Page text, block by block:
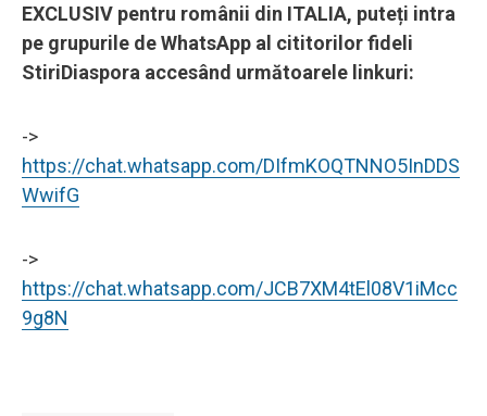
EXCLUSIV pentru românii din ITALIA, puteți intra
pe grupurile de WhatsApp al cititorilor fideli
StiriDiaspora accesând următoarele linkuri:
->
https://chat.whatsapp.com/DIfmKOQTNNO5InDDS
WwifG
->
https://chat.whatsapp.com/JCB7XM4tEl08V1iMcc
9g8N